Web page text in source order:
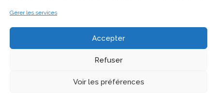
Gérer les services
Accepter
Refuser
Voir les préférences